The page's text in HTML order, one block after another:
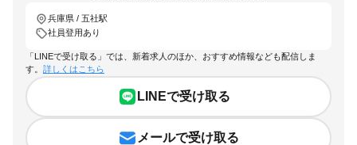
兵庫県 / 五社駅
社員登用あり
「LINEで受け取る」では、新着求人のほか、おすすめ情報なども配信しま
す。 詳しくはこちら
LINEで受け取る
メールで受け取る